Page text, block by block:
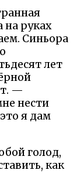
на руках
Синьора
лет
—
нести
я дам
голод,
как